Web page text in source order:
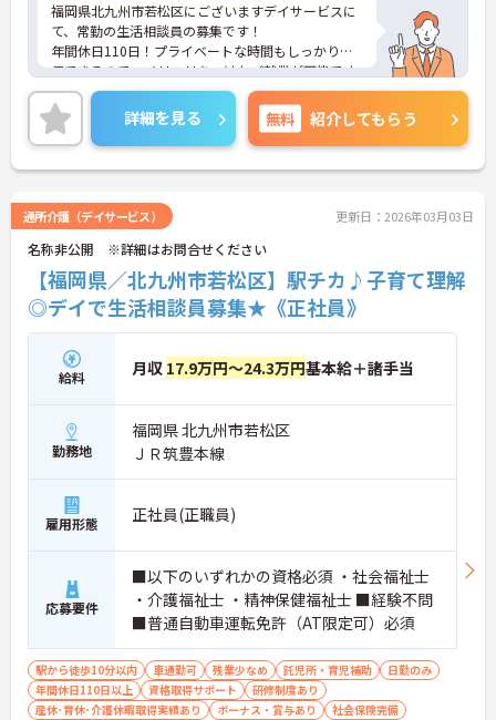
福岡県北九州市若松区にございますデイサービスに
て、常勤の生活相談員の募集です！
年間休日110日！プライベートな時間もしっかり確
保できるので、メリハリをつけたご就業が可能です
◎
福利厚生も充実しているので、ライフステージが変
わっても長く働ける環境が整っています！
ご興味ある方には、面接対策ポイントなど、さらに
詳細をお話しいたしますのでお気軽にご相談くださ
詳細を見る 無料 紹介してもらう
通所介護（デイサービス） 更新日：2026年03月03日
名称非公開 ※詳細はお問合せください
【福岡県／北九州市若松区】駅チカ♪子育て理解
◎デイで生活相談員募集★《正社員》
給料 月収 17.9万円～24.3万円基本給＋諸手当
勤務地
福岡県 北九州市若松区
ＪＲ筑豊本線
雇用形態 正社員(正職員)
応募要件
■以下のいずれかの資格必須 ・社会福祉士
・介護福祉士 ・精神保健福祉士 ■経験不問
■普通自動車運転免許（AT限定可）必須
駅から徒歩10分以内 車通勤可 残業少なめ 託児所・育児補助
日勤のみ
年間休日110日以上
資格取得サポート
研修制度あり
産休･育休･介護休暇取得実績あり
ボーナス・賞与あり
社会保険完備